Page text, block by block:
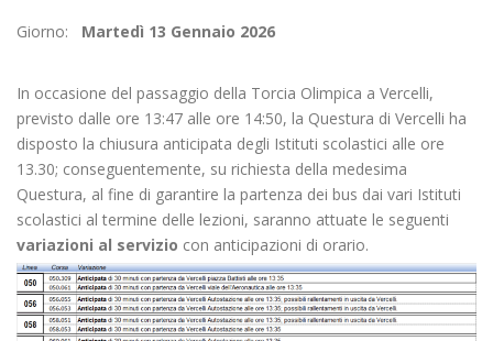
Giorno: Martedì 13 Gennaio 2026
In occasione del passaggio della Torcia Olimpica a Vercelli,
previsto dalle ore 13:47 alle ore 14:50, la Questura di Vercelli ha
disposto la chiusura anticipata degli Istituti scolastici alle ore
13.30; conseguentemente, su richiesta della medesima
Questura, al fine di garantire la partenza dei bus dai vari Istituti
scolastici al termine delle lezioni, saranno attuate le seguenti
variazioni al servizio con anticipazioni di orario.